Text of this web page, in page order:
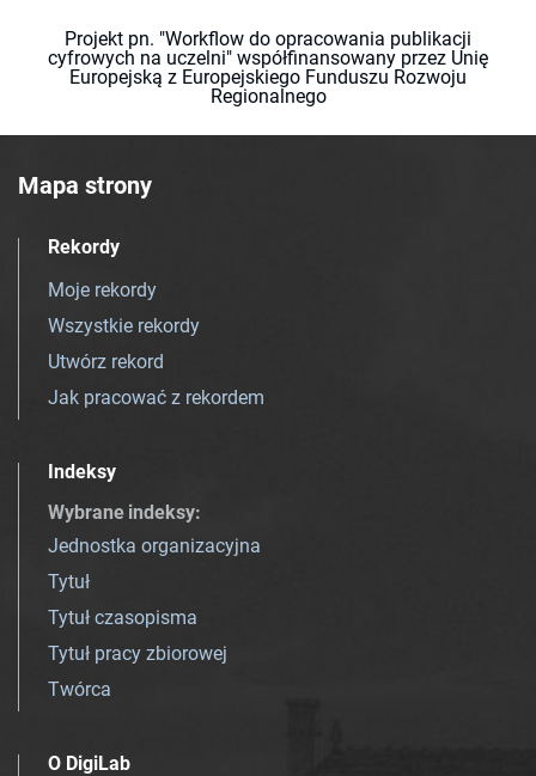
Projekt pn. "Workflow do opracowania publikacji
cyfrowych na uczelni" współfinansowany przez Unię
Europejską z Europejskiego Funduszu Rozwoju
Regionalnego
Mapa strony
Rekordy
Moje rekordy
Wszystkie rekordy
Utwórz rekord
Jak pracować z rekordem
Indeksy
Wybrane indeksy:
Jednostka organizacyjna
Tytuł
Tytuł czasopisma
Tytuł pracy zbiorowej
Twórca
O DigiLab